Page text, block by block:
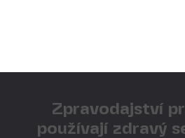
Zpravodajství
používají zdravý